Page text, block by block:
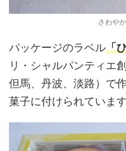
さわや
パッケージのラベル「
リ・シャルパンティエ
但馬、丹波、淡路）で
菓子に付けられています